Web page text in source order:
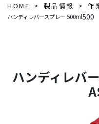
HOME 製品情報 作
ハンディレバースプレー 500ml500
ハンディレバ